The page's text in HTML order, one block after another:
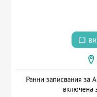
Ранни записвания за
включена